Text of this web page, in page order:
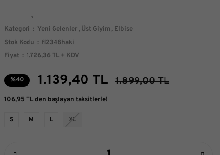
Kategori Yeni Gelenler , Üst Giyim , Elbise
Stok Kodu
fl2348haki
Fiyat
1.726,36 TL + KDV
%40 1.139,40 TL 1.899,00 TL
106,95 TL den başlayan taksitlerle!
S M L XL